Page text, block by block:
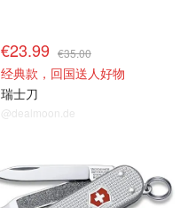
€23.99 €35.00
经典款，回国送人好物
瑞士刀
@dealmoon.de